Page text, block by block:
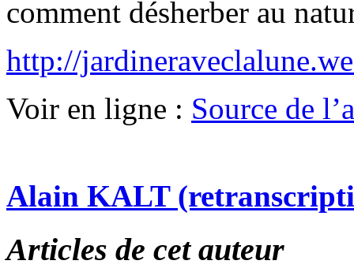
comment désherber au
http://
Voir en ligne : Source de
Alain KALT
Articles de cet auteur